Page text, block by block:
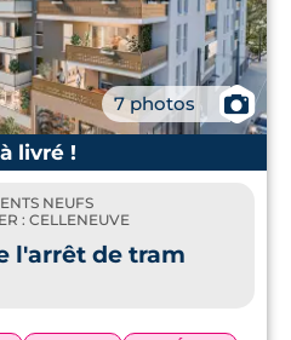
7 photos
📷
livré !
NEUFS
: CELLENEUVE
l'arrêt de tram